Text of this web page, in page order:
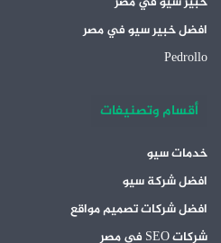
افضل خبير سيو في مصر
Pedrollo
أقسام وتصنيفات
خدمات سيو
افضل شركة سيو
افضل شركات تصميم مواقع
شركات SEO في مصر